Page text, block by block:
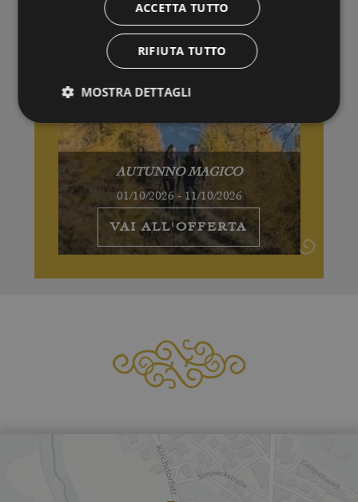
AUTUNNO MAGICO
01/10/2026 - 11/10/2026
VAI ALL'OFFERTA
ACCETTA TUTTO
RIFIUTA TUTTO
MOSTRA DETTAGLI